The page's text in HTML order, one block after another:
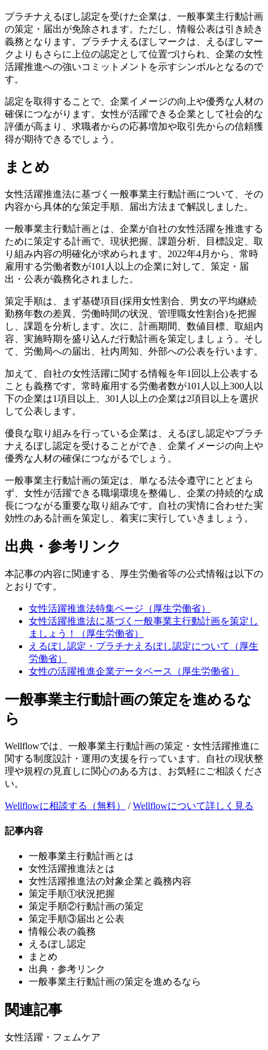
プラチナえるぼし認定を受けた企業は、一般事業主行動計画
の策定・届出が免除されます。ただし、情報公表は引き続き
義務となります。プラチナえるぼしマークは、えるぼしマー
クよりもさらに上位の認定として位置づけられ、企業の女性
活躍推進への強いコミットメントを示すシンボルとなるので
す。
認定を取得することで、企業イメージの向上や優秀な人材の
確保につながります。女性が活躍できる企業として社会的な
評価が高まり、求職者からの応募増加や取引先からの信頼獲
得が期待できるでしょう。
まとめ
女性活躍推進法に基づく一般事業主行動計画について、その
内容から具体的な策定手順、届出方法まで解説しました。
一般事業主行動計画とは、企業が自社の女性活躍を推進する
ために策定する計画で、現状把握、課題分析、目標設定、取
り組み内容の明確化が求められます。2022年4月から、常時
雇用する労働者数が101人以上の企業に対して、策定・届
出・公表が義務化されました。
策定手順は、まず基礎項目(採用女性割合、男女の平均継続
勤務年数の差異、労働時間の状況、管理職女性割合)を把握
し、課題を分析します。次に、計画期間、数値目標、取組内
容、実施時期を盛り込んだ行動計画を策定しましょう。そし
て、労働局への届出、社内周知、外部への公表を行います。
加えて、自社の女性活躍に関する情報を年1回以上公表する
ことも義務です。常時雇用する労働者数が101人以上300人以
下の企業は1項目以上、301人以上の企業は2項目以上を選択
して公表します。
優良な取り組みを行っている企業は、えるぼし認定やプラチ
ナえるぼし認定を受けることができ、企業イメージの向上や
優秀な人材の確保につながるでしょう。
一般事業主行動計画の策定は、単なる法令遵守にとどまら
ず、女性が活躍できる職場環境を整備し、企業の持続的な成
長につながる重要な取り組みです。自社の実情に合わせた実
効性のある計画を策定し、着実に実行していきましょう。
出典・参考リンク
本記事の内容に関連する、厚生労働省等の公式情報は以下の
とおりです。
女性活躍推進法特集ページ（厚生労働省）
女性活躍推進法に基づく一般事業主行動計画を策定し
ましょう！（厚生労働省）
えるぼし認定・プラチナえるぼし認定について（厚生
労働省）
女性の活躍推進企業データベース（厚生労働省）
一般事業主行動計画の策定を進めるな
ら
Wellflowでは、一般事業主行動計画の策定・女性活躍推進に
関する制度設計・運用の支援を行っています。自社の現状整
理や規程の見直しに関心のある方は、お気軽にご相談くださ
い。
Wellflowに相談する（無料） /Wellflowについて詳しく見る
記事内容
一般事業主行動計画とは
女性活躍推進法とは
女性活躍推進法の対象企業と義務内容
策定手順①状況把握
策定手順②行動計画の策定
策定手順③届出と公表
情報公表の義務
えるぼし認定
まとめ
出典・参考リンク
一般事業主行動計画の策定を進めるなら
関連記事
女性活躍・フェムケア